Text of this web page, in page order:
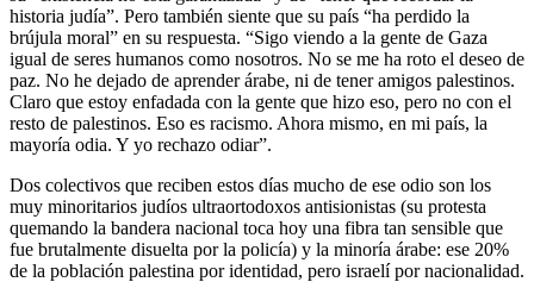
historia judía”. Pero también siente que su país “ha perdido la
brújula moral” en su respuesta. “Sigo viendo a la gente de Gaza
igual de seres humanos como nosotros. No se me ha roto el deseo de
paz. No he dejado de aprender árabe, ni de tener amigos palestinos.
Claro que estoy enfadada con la gente que hizo eso, pero no con el
resto de palestinos. Eso es racismo. Ahora mismo, en mi país, la
mayoría odia. Y yo rechazo odiar”.
Dos colectivos que reciben estos días mucho de ese odio son los
muy minoritarios judíos ultraortodoxos antisionistas (su protesta
quemando la bandera nacional toca hoy una fibra tan sensible que
fue brutalmente disuelta por la policía) y la minoría árabe: ese 20%
de la población palestina por identidad, pero israelí por nacionalidad.